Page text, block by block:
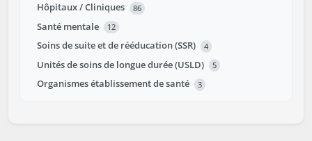
Hôpitaux / Cliniques 86
Santé mentale 12
Soins de suite et de rééducation (SSR) 4
Unités de soins de longue durée (USLD) 5
Organismes établissement de santé 3